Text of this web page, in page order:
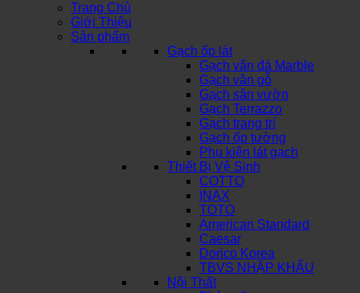
Trang Chủ
Giới Thiệu
Sản phẩm
Gạch ốp lát
Gạch vân đá Marble
Gạch vân gỗ
Gạch sân vườn
Gạch Terrazzo
Gạch trang trí
Gạch ốp tường
Phụ kiện lát gạch
Thiết Bị Vệ Sinh
COTTO
INAX
TOTO
American Standard
Caesar
Dorico Korea
TBVS NHẬP KHẨU
Nội Thất